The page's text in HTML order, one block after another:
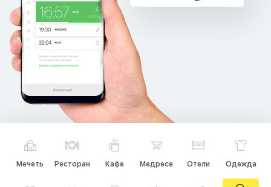
Мечеть Ресторан Кафе Медресе Отели Одежда